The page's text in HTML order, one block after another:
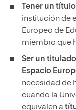
Tener un título
institución de
Europeo de
miembro que
Ser un
Espacio
necesidad de
cuando la
equivalen a